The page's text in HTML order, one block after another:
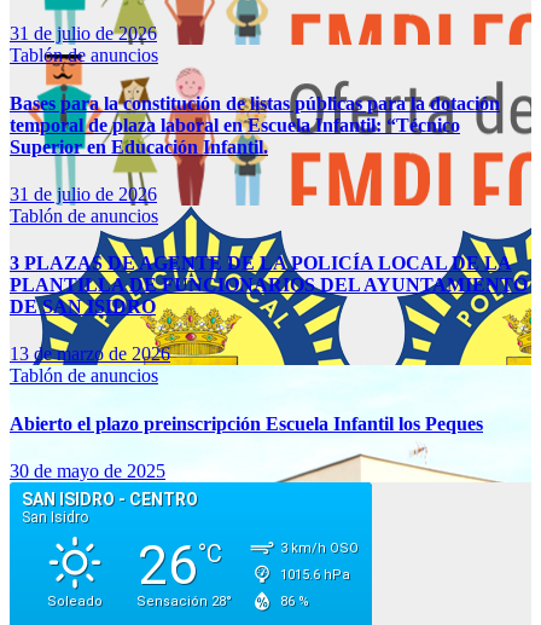
31 de julio de 2026
Tablón de anuncios
Bases para la constitución de listas públicas para la dotación
temporal de plaza laboral en Escuela Infantil: “Técnico
Superior en Educación Infantil.
31 de julio de 2026
Tablón de anuncios
3 PLAZAS DE AGENTE DE LA POLICÍA LOCAL DE LA
PLANTILLA DE FUNCIONARIOS DEL AYUNTAMIENTO
DE SAN ISIDRO
13 de marzo de 2026
Tablón de anuncios
Abierto el plazo preinscripción Escuela Infantil los Peques
30 de mayo de 2025